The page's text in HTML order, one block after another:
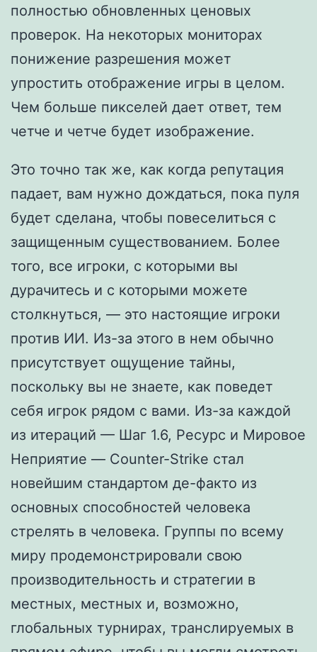
полностью обновленных ценовых
проверок. На некоторых мониторах
понижение разрешения может
упростить отображение игры в целом.
Чем больше пикселей дает ответ, тем
четче и четче будет изображение.
Это точно так же, как когда репутация
падает, вам нужно дождаться, пока пуля
будет сделана, чтобы повеселиться с
защищенным существованием. Более
того, все игроки, с которыми вы
дурачитесь и с которыми можете
столкнуться, — это настоящие игроки
против ИИ. Из-за этого в нем обычно
присутствует ощущение тайны,
поскольку вы не знаете, как поведет
себя игрок рядом с вами. Из-за каждой
из итераций — Шаг 1.6, Ресурс и Мировое
Неприятие — Counter-Strike стал
новейшим стандартом де-факто из
основных способностей человека
стрелять в человека. Группы по всему
миру продемонстрировали свою
производительность и стратегии в
местных, местных и, возможно,
глобальных турнирах, транслируемых в